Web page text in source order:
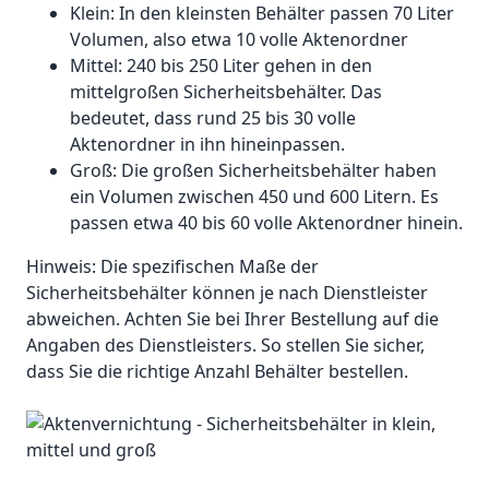
Klein: In den kleinsten Behälter passen 70 Liter
Volumen, also etwa 10 volle Aktenordner
Mittel: 240 bis 250 Liter gehen in den
mittelgroßen Sicherheitsbehälter. Das
bedeutet, dass rund 25 bis 30 volle
Aktenordner in ihn hineinpassen.
Groß: Die großen Sicherheitsbehälter haben
ein Volumen zwischen 450 und 600 Litern. Es
passen etwa 40 bis 60 volle Aktenordner hinein.
Hinweis: Die spezifischen Maße der
Sicherheitsbehälter können je nach Dienstleister
abweichen. Achten Sie bei Ihrer Bestellung auf die
Angaben des Dienstleisters. So stellen Sie sicher,
dass Sie die richtige Anzahl Behälter bestellen.